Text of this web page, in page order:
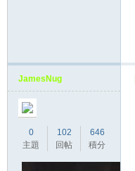
JamesNug
0
主題
102
回帖
646
積分